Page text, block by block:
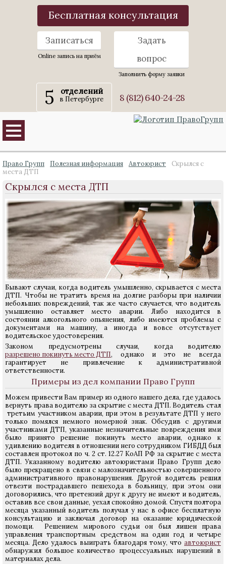
Бесплатная консультация
Записаться
Online запись на приём
Задать
вопрос
Заполнить форму заявки
5 отделений
в Петербурге 8 (812) 640-24-28
Право Групп Полезная информация Автоюрист
Скрылся с
места ДТП
Скрылся с места ДТП
Бывают случаи, когда водитель умышленно, скрывается с места
ДТП. Чтобы не тратить время на долгие разборы при наличии
небольших повреждений, так же часто случается, что водитель
умышленно оставляет место аварии. Либо находится в
состоянии алкогольного опьянения, либо имеются проблемы с
документами на машину, а иногда и вовсе отсутствует
водительское удостоверения.
Законом предусмотрены случаи, когда водителю
разрешено покинуть место ДТП, однако и это не всегда
гарантирует не привлечение к административной
ответственности.
Примеры из дел компании Право Групп
Можем привести Вам пример из одного нашего дела, где удалось
вернуть права водителю за скрытие с места ДТП. Водитель стал
третьим участником аварии, при этом в результате ДТП у него
только помялся немного номерной знак. Обсудив с другими
участниками ДТП, указанные незначительные повреждения ими
было принято решение покинуть место аварии, однако к
удивлению водителя в отношении него сотрудником ГИБДД был
составлен протокол по ч. 2 ст. 12.27 КоАП РФ за скрытие с места
ДТП. Указанному водителю автоюристами Право Групп дело
было прекращено в связи с малозначительностью совершенного
административного правонарушения. Другой водитель решил
отвезти пострадавшего пешехода в больницу, при этом они
договорились, что претензий друг к другу не имеют и водитель,
оставив все свои данные, уехал спокойно домой. Спустя полтора
месяца указанный водитель получал у нас в офисе бесплатную
консультацию и заключал договор на оказание юридической
помощи. Решением мирового судьи он был лишен права
управления транспортным средством на один год и четыре
месяца. Дело удалось выиграть благодаря тому, что автоюрист
обнаружил большое количество процессуальных нарушений в
материалах дела.